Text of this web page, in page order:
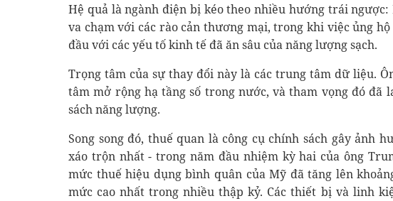
Hệ quả là ngành điện bị kéo theo nhiều hướng trái
va chạm với các rào cản thương mại, trong khi việc ủng
đầu với các yếu tố kinh tế đã ăn sâu của năng lượng sạch.
Trọng tâm của sự thay đổi này là các trung tâm dữ liệu.
tâm mở rộng hạ tầng số trong nước, và tham vọng đó đã
sách năng lượng.
Song song đó, thuế quan là công cụ chính sách gây ảnh
xáo trộn nhất - trong năm đầu nhiệm kỳ hai của ông
mức thuế hiệu dụng bình quân của Mỹ đã tăng lên
mức cao nhất trong nhiều thập kỷ. Các thiết bị và linh